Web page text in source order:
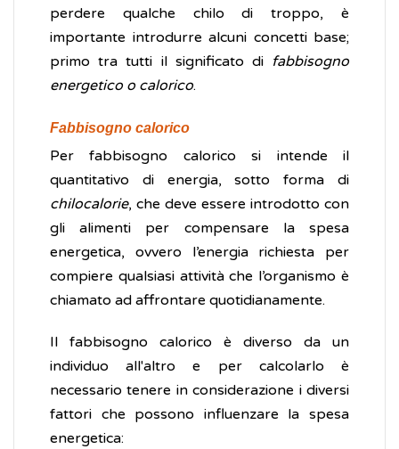
perdere qualche chilo di troppo, è
importante introdurre alcuni concetti base;
primo tra tutti il significato di fabbisogno
energetico o calorico.
Fabbisogno calorico
Per fabbisogno calorico si intende il
quantitativo di energia, sotto forma di
chilocalorie, che deve essere introdotto con
gli alimenti per compensare la spesa
energetica, ovvero l’energia richiesta per
compiere qualsiasi attività che l’organismo è
chiamato ad affrontare quotidianamente.
Il fabbisogno calorico è diverso da un
individuo all'altro e per calcolarlo è
necessario tenere in considerazione i diversi
fattori che possono influenzare la spesa
energetica: